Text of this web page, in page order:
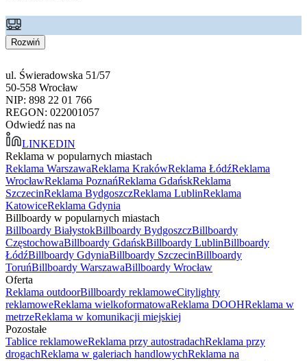
Rozwiń
ul. Świeradowska 51/57
50-558 Wrocław
NIP: 898 22 01 766
REGON: 022001057
Odwiedź nas na
LINKEDIN
Reklama w popularnych miastach
Reklama WarszawaReklama KrakówReklama ŁódźReklama
WrocławReklama PoznańReklama GdańskReklama
SzczecinReklama BydgoszczReklama LublinReklama
KatowiceReklama Gdynia
Billboardy w popularnych miastach
Billboardy BiałystokBillboardy BydgoszczBillboardy
CzęstochowaBillboardy GdańskBillboardy LublinBillboardy
ŁódźBillboardy GdyniaBillboardy SzczecinBillboardy
ToruńBillboardy WarszawaBillboardy Wrocław
Oferta
Reklama outdoorBillboardy reklamoweCitylighty
reklamoweReklama wielkoformatowaReklama DOOHReklama w
metrzeReklama w komunikacji miejskiej
Pozostałe
Tablice reklamoweReklama przy autostradachReklama przy
drogachReklama w galeriach handlowychReklama na